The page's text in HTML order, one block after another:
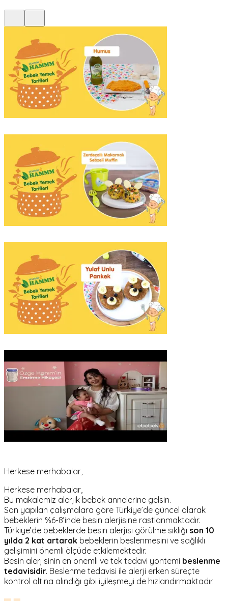
Herkese merhabalar,
Herkese merhabalar,
Bu makalemiz alerjik bebek annelerine gelsin.
Son yapılan çalışmalara göre Türkiye’de güncel olarak
bebeklerin %6-8’inde besin alerjisine rastlanmaktadır.
Türkiye’de bebeklerde besin alerjisi görülme sıklığı son 10
yılda 2 kat artarak bebeklerin beslenmesini ve sağlıklı
gelişimini önemli ölçüde etkilemektedir.
Besin alerjisinin en önemli ve tek tedavi yöntemi beslenme
tedavisidir. Beslenme tedavisi ile alerji erken süreçte
kontrol altına alındığı gibi iyileşmeyi de hızlandırmaktadır.